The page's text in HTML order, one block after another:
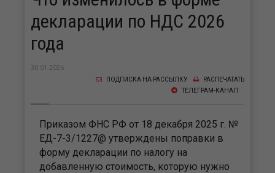
декларации по НДС 2026
года
30.01.2026
РАСПЕЧАТАТЬ
ПОДПИСКА НА РАССЫЛКУ
ТЕЛЕГРАМ-КАНАЛ
Приказом ФНС РФ от 18 декабря 2025 г. №
ЕД-7-3/1227@ утверждены поправки в
форму декларации по налогу на
добавленную стоимость, которую нужно